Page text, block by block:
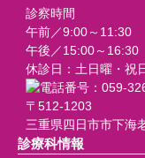
診察時間
午前／9:00～11:30
午後／15:00～16:30
休診日：土日曜・祝
〒512-1203
三重県四日市市下海
診療科情報